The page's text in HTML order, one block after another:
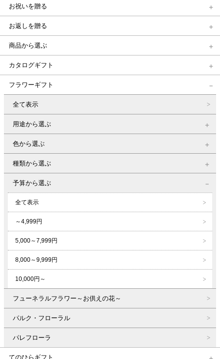
お祝いを贈る
お返しを贈る
商品から選ぶ
カタログギフト
フラワーギフト
全て表示
用途から選ぶ
色から選ぶ
種類から選ぶ
予算から選ぶ
全て表示
～4,999円
5,000～7,999円
8,000～9,999円
10,000円～
フューネラルフラワー～お供えの花～
パルク・フローラル
パレフローラ
てのひらギフト